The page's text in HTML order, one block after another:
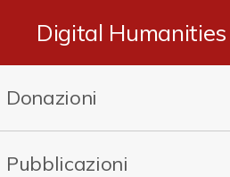
Digital Humanities
Donazioni
Pubblicazioni